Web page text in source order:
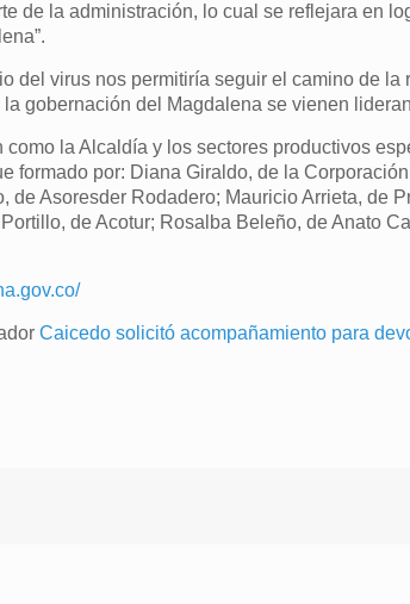
de la administración, lo cual se reflejara en
del virus nos permitiría seguir el camino de
gobernación del Magdalena se vienen
la Alcaldía y los sectores productivos
formado por: Diana Giraldo, de la
de Asoresder Rodadero; Mauricio Arrieta, de
de Acotur; Rosalba Beleño, de Anato
Caicedo solicitó acompañamiento para